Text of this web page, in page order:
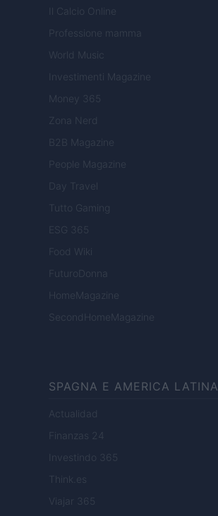
Il Calcio Online
Professione mamma
World Music
Investimenti Magazine
Money 365
Zona Nerd
B2B Magazine
People Magazine
Day Travel
Tutto Gaming
ESG 365
Food Wiki
FuturoDonna
HomeMagazine
SecondHomeMagazine
SPAGNA E AMERICA LATINA
Actualidad
Finanzas 24
Investindo 365
Think.es
Viajar 365